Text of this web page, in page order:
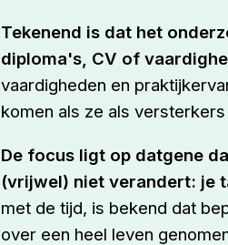
Tekenend is dat het
diploma's, CV of
vaardigheden en
komen als ze als
De focus ligt op datgene
(vrijwel) niet verandert: je
met de tijd, is bekend dat
over een heel leven